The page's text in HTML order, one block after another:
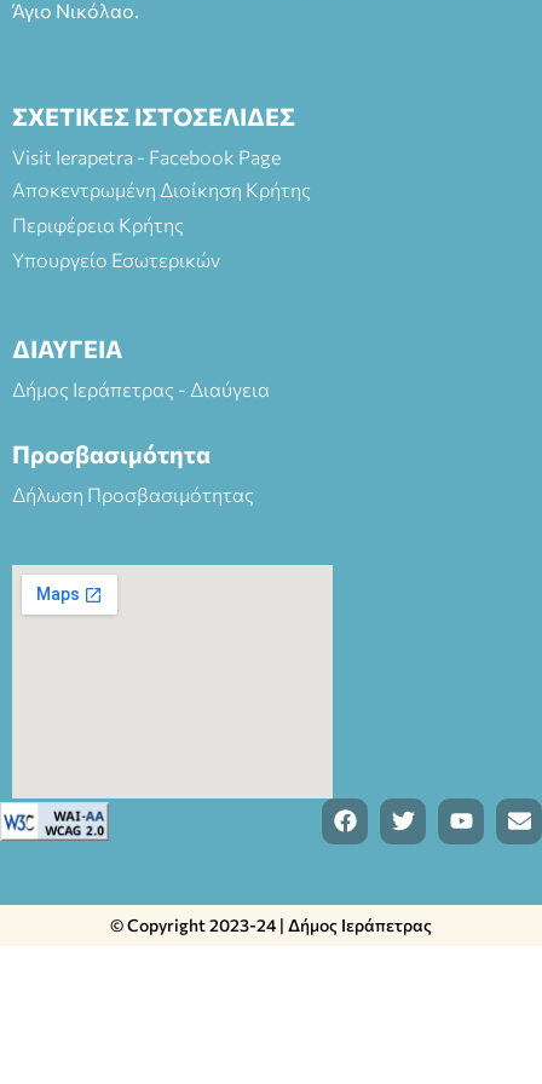
Άγιο Νικόλαο.
ΣΧΕΤΙΚΕΣ ΙΣΤΟΣΕΛΙΔΕΣ
Visit Ierapetra - Facebook Page
Αποκεντρωμένη Διοίκηση Κρήτης
Περιφέρεια Κρήτης
Υπουργείο Εσωτερικών
ΔΙΑΥΓΕΙΑ
Δήμος Ιεράπετρας - Διαύγεια
Προσβασιμότητα
Δήλωση Προσβασιμότητας
© Copyright 2023-24 | Δήμος Ιεράπετρας